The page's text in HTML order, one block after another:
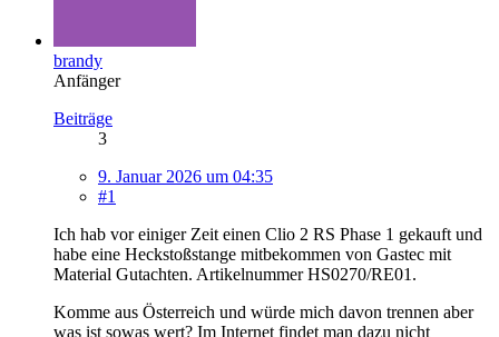
brandy
Anfänger
Beiträge
3
9. Januar 2026 um 04:35
#1
Ich hab vor einiger Zeit einen Clio 2 RS Phase 1 gekauft und
habe eine Heckstoßstange mitbekommen von Gastec mit
Material Gutachten. Artikelnummer HS0270/RE01.
Komme aus Österreich und würde mich davon trennen aber
was ist sowas wert? Im Internet findet man dazu nicht